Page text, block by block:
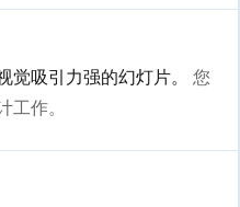
吸引力强的幻灯片。
您
工作。